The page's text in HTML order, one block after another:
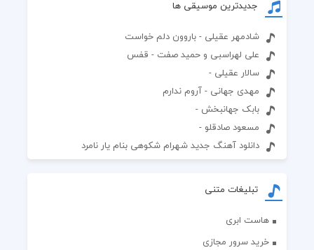
جدیدترین موسیقی ها
شادمهر عقیلی - باروون دلم خواست
علی لهراسبی و حمید صفت - قفس
سالار عقیلی -
مهدی جهانی - آروم ندارم
بابک جهانبخش -
مسعود صادقلو -
دانلود آهنگ جدید شهرام شکوهی بنام یار نامرد
تبلیغات متنی
هاست ابری
خرید سرور مجازی